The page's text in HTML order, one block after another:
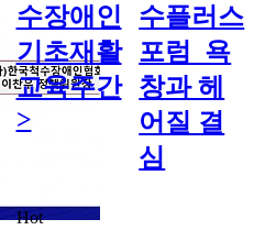
수장애인
기초재활
교육주간
>
수플러스
포럼_욕
창과 헤
어질 결
심
Hot